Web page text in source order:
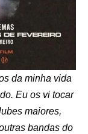
da minha vida
Eu os vi tocar
maiores,
bandas do